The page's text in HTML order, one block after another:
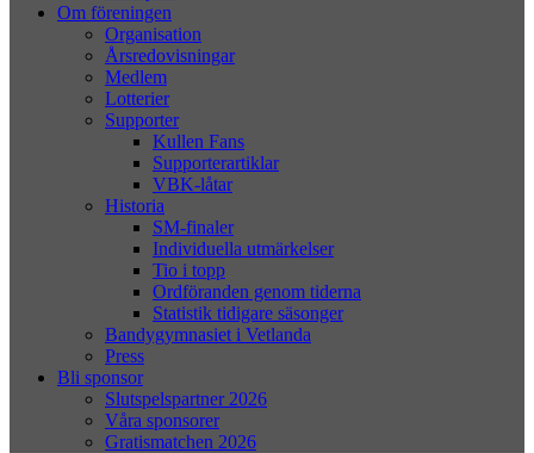
Om föreningen
Organisation
Årsredovisningar
Medlem
Lotterier
Supporter
Kullen Fans
Supporterartiklar
VBK-låtar
Historia
SM-finaler
Individuella utmärkelser
Tio i topp
Ordföranden genom tiderna
Statistik tidigare säsonger
Bandygymnasiet i Vetlanda
Press
Bli sponsor
Slutspelspartner 2026
Våra sponsorer
Gratismatchen 2026